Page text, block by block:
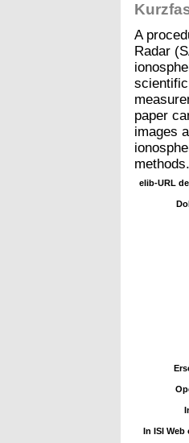
A
Radar
paper
images
methods.
elib-URL
In ISI